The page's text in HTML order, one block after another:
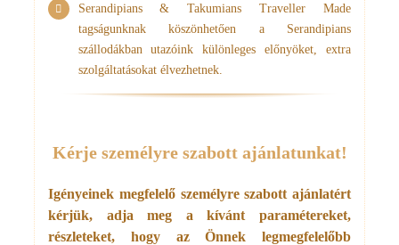
Serandipians & Takumians Traveller Made
tagságunknak köszönhetően a Serandipians
szállodákban utazóink különleges előnyöket, extra
szolgáltatásokat élvezhetnek.
Kérje személyre szabott ajánlatunkat!
Igényeinek megfelelő személyre szabott ajánlatért
kérjük, adja meg a kívánt paramétereket,
részleteket, hogy az Önnek legmegfelelőbb